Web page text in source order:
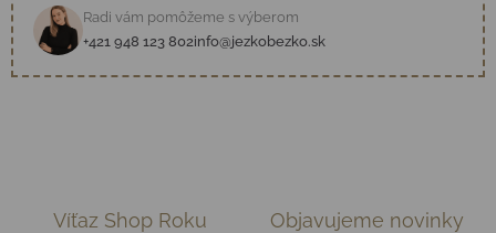
Radi vám pomôžeme s výberom
+421 948 123 802info@jezkobezko.sk
Víťaz Shop Roku Objavujeme novinky